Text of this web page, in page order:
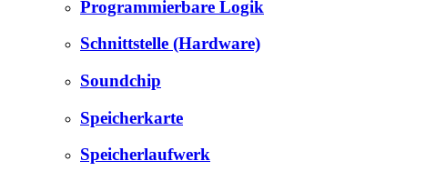
Programmierbare Logik
Schnittstelle (Hardware)
Soundchip
Speicherkarte
Speicherlaufwerk